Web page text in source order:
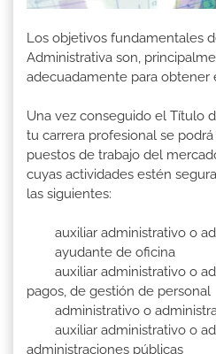
Los objetivos fundamentales
Administrativa son,
adecuadamente para obtener
Una vez conseguido el Título
tu carrera profesional se
puestos de trabajo del
cuyas actividades estén
las siguientes:
auxiliar administrativo o
ayudante de oficina
auxiliar administrativo o
pagos, de gestión de personal
administrativo o
auxiliar administrativo o
administraciones públicas